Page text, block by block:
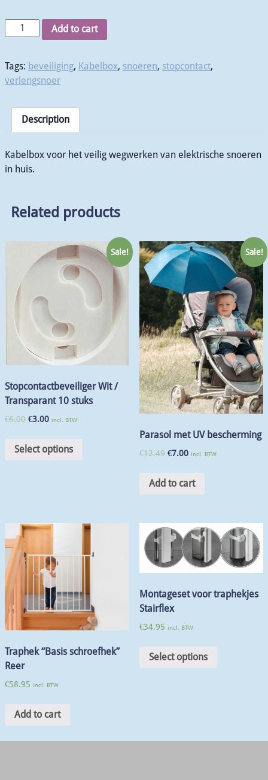
Add to cart
Tags: beveiliging, Kabelbox, snoeren, stopcontact,
verlengsnoer
Description
Kabelbox voor het veilig wegwerken van elektrische snoeren
in huis.
Related products
Sale!
Stopcontactbeveiliger Wit /
Transparant 10 stuks
€6.00 €3.00 incl. BTW
Select options
Sale!
Parasol met UV bescherming
€12.49 €7.00 incl. BTW
Add to cart
Traphek “Basis schroefhek”
Reer
€58.95 incl. BTW
Add to cart
Montageset voor traphekjes
Stairflex
€34.95 incl. BTW
Select options